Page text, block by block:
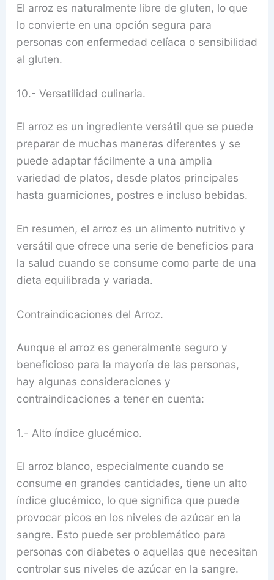
El arroz es naturalmente libre de gluten, lo que
lo convierte en una opción segura para
personas con enfermedad celíaca o sensibilidad
al gluten.
10.- Versatilidad culinaria.
El arroz es un ingrediente versátil que se puede
preparar de muchas maneras diferentes y se
puede adaptar fácilmente a una amplia
variedad de platos, desde platos principales
hasta guarniciones, postres e incluso bebidas.
En resumen, el arroz es un alimento nutritivo y
versátil que ofrece una serie de beneficios para
la salud cuando se consume como parte de una
dieta equilibrada y variada.
Contraindicaciones del Arroz.
Aunque el arroz es generalmente seguro y
beneficioso para la mayoría de las personas,
hay algunas consideraciones y
contraindicaciones a tener en cuenta:
1.- Alto índice glucémico.
El arroz blanco, especialmente cuando se
consume en grandes cantidades, tiene un alto
índice glucémico, lo que significa que puede
provocar picos en los niveles de azúcar en la
sangre. Esto puede ser problemático para
personas con diabetes o aquellas que necesitan
controlar sus niveles de azúcar en la sangre.